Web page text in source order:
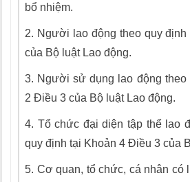
bổ nhiệm.
2. Người lao động theo quy
của Bộ luật Lao động.
3. Người sử dụng lao động theo
2 Điều 3 của Bộ luật Lao động.
4. Tổ chức đại diện tập thể lao
quy định tại Khoản 4 Điều 3 của
5. Cơ quan, tổ chức, cá nhân có